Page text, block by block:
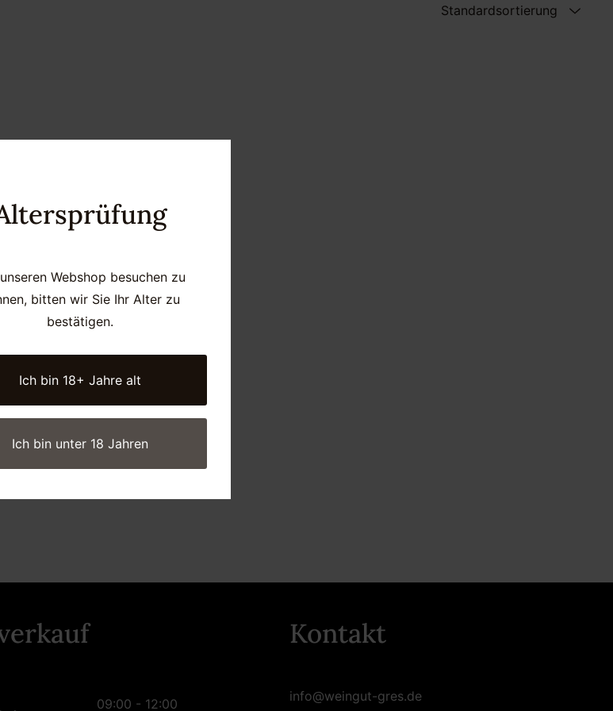
09:00 - 12:00
Kontakt
info@weingut-gres.de
Webshop besuchen zu
bitten wir Sie Ihr Alter zu
bestätigen.
Ich bin 18+ Jahre alt
Ich bin unter 18 Jahren